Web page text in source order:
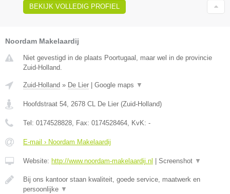
BEKIJK VOLLEDIG PROFIEL
Noordam Makelaardij
Niet gevestigd in de plaats Poortugaal, maar wel in de provincie
Zuid-Holland.
Zuid-Holland » De Lier Google maps ▼
Hoofdstraat 54, 2678 CL De Lier (Zuid-Holland)
Tel: 0174528828, Fax: 0174528464, KvK: -
E-mail › Noordam Makelaardij
Website: http://www.noordam-makelaardij.nl Screenshot ▼
Bij ons kantoor staan kwaliteit, goede service, maatwerk en
persoonlijke ▼